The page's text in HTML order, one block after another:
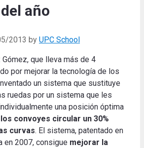
año
2013 by UPC School
que lleva más de 4
por mejorar la tecnología de los
un sistema que sustituye
ruedas por un sistema que les
una posición óptima
convoyes circular un 30%
curvas. El sistema, patentado en
en 2007, consigue mejorar la